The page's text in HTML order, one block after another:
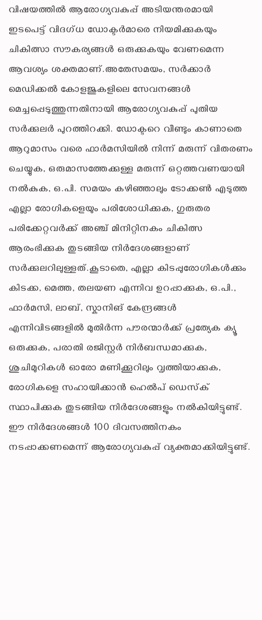
വിഷയത്തിൽ ആരോഗ്യവകുപ്പ് അടിയന്തരമായി
ഇടപെട്ട് വിദഗ്ധ ഡോക്ടർമാരെ നിയമിക്കുകയും
ചികിത്സാ സൗകര്യങ്ങൾ ഒരുക്കുകയും വേണമെന്ന
ആവശ്യം ശക്തമാണ്.അതേസമയം, സർക്കാർ
മെഡിക്കൽ കോളജുകളിലെ സേവനങ്ങൾ
മെച്ചപ്പെടുത്തുന്നതിനായി ആരോഗ്യവകുപ്പ് പുതിയ
സർക്കുലർ പുറത്തിറക്കി. ഡോക്ടറെ വീണ്ടും കാണാതെ
ആറുമാസം വരെ ഫാർമസിയിൽ നിന്ന് മരുന്ന് വിതരണം
ചെയ്യുക, ഒരുമാസത്തേക്കുള്ള മരുന്ന് ഒറ്റത്തവണയായി
നൽകുക, ഒ.പി. സമയം കഴിഞ്ഞാലും ടോക്കൺ എടുത്ത
എല്ലാ രോഗികളെയും പരിശോധിക്കുക, ഗുരുതര
പരിക്കേറ്റവർക്ക് അഞ്ച് മിനിറ്റിനകം ചികിത്സ
ആരംഭിക്കുക തുടങ്ങിയ നിർദേശങ്ങളാണ്
സർക്കുലറിലുള്ളത്.കൂടാതെ, എല്ലാ കിടപ്പുരോഗികൾക്കും
കിടക്ക, മെത്ത, തലയണ എന്നിവ ഉറപ്പാക്കുക, ഒ.പി.,
ഫാർമസി, ലാബ്, സ്കാനിങ് കേന്ദ്രങ്ങൾ
എന്നിവിടങ്ങളിൽ മുതിർന്ന പൗരന്മാർക്ക് പ്രത്യേക ക്യൂ
ഒരുക്കുക, പരാതി രജിസ്റ്റർ നിർബന്ധമാക്കുക,
ശുചിമുറികൾ ഓരോ മണിക്കൂറിലും വൃത്തിയാക്കുക,
രോഗികളെ സഹായിക്കാൻ ഹെൽപ് ഡെസ്‌ക്
സ്ഥാപിക്കുക തുടങ്ങിയ നിർദേശങ്ങളും നൽകിയിട്ടുണ്ട്.
ഈ നിർദേശങ്ങൾ 100 ദിവസത്തിനകം
നടപ്പാക്കണമെന്ന് ആരോഗ്യവകുപ്പ് വ്യക്തമാക്കിയിട്ടുണ്ട്.